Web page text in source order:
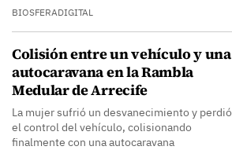
BIOSFERADIGITAL
Colisión entre un vehículo y una
autocaravana en la Rambla
Medular de Arrecife
La mujer sufrió un desvanecimiento y perdió
el control del vehículo, colisionando
finalmente con una autocaravana